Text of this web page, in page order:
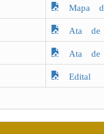
Mapa
Ata de
Ata de
Edital